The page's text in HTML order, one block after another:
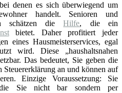
denen es sich überwiegend um
handelt. Senioren und
schätzen dieHilfe, die ein
bietet. Daher profitiert jeder
eines Hausmeisterservices, egal
wird. Diese „haushaltsnahen
Das bedeutet, Sie geben die
Steuererklärung an und können auf
Einzige Voraussetzung: Sie
Sie nicht bar sondern per